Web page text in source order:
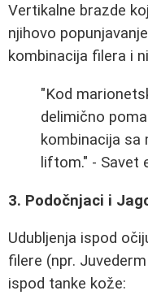
Vertikalne brazde
njihovo
kombinacija filera i
"Kod
delimično
kombinacija
liftom." - Savet
3. Podočnjaci i
Udubljenja ispod
filere (npr.
ispod tanke kože: